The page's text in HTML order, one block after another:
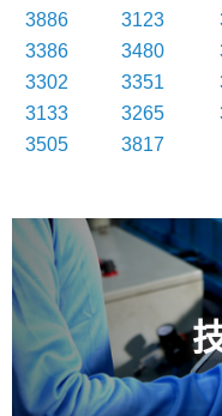
3886
3123
3386
3480
3302
3351
3133
3265
3505
3817